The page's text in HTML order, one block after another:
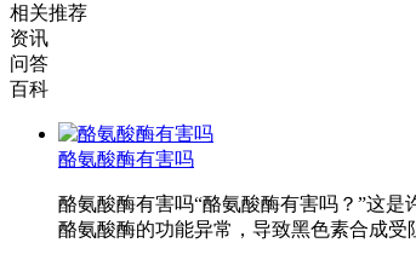
相关推荐
资讯
问答
百科
酪氨酸酶有害吗
酪氨酸酶有害吗“酪氨酸酶有害吗？”这
酪氨酸酶的功能异常，导致黑色素合成受